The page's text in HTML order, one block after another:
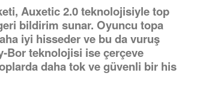
Auxetic 2.0 teknolojisiyle top
bildirim sunar. Oyuncu topa
iyi hisseder ve bu da vuruş
Bor teknolojisi ise çerçeve
daha tok ve güvenli bir his